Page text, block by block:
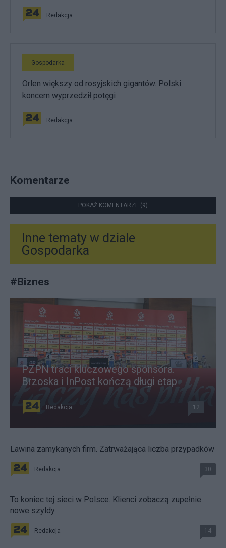
Redakcja
Gospodarka
Orlen większy od rosyjskich gigantów. Polski
koncern wyprzedził potęgi
Redakcja
Komentarze
POKAŻ KOMENTARZE (9)
Inne tematy w dziale
Gospodarka
#Biznes
PZPN traci kluczowego sponsora.
Brzoska i InPost kończą długi etap
Redakcja 12
Lawina zamykanych firm. Zatrważająca liczba przypadków
Redakcja 30
To koniec tej sieci w Polsce. Klienci zobaczą zupełnie
nowe szyldy
Redakcja 14